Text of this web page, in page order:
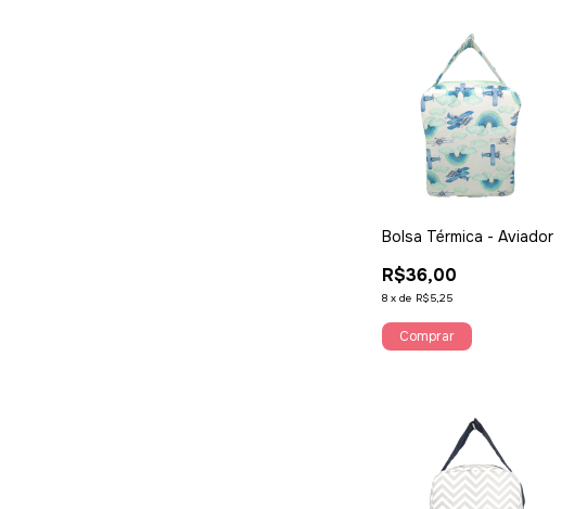
Bolsa Térmica - Aviador
R$36,00
8 xde R$5,25